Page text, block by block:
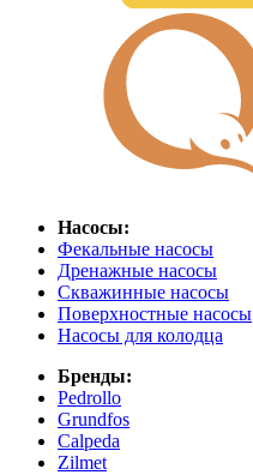
Насосы:
Фекальные насосы
Дренажные насосы
Скважинные насосы
Поверхностные насосы
Насосы для колодца
Бренды:
Pedrollo
Grundfos
Calpeda
Zilmet